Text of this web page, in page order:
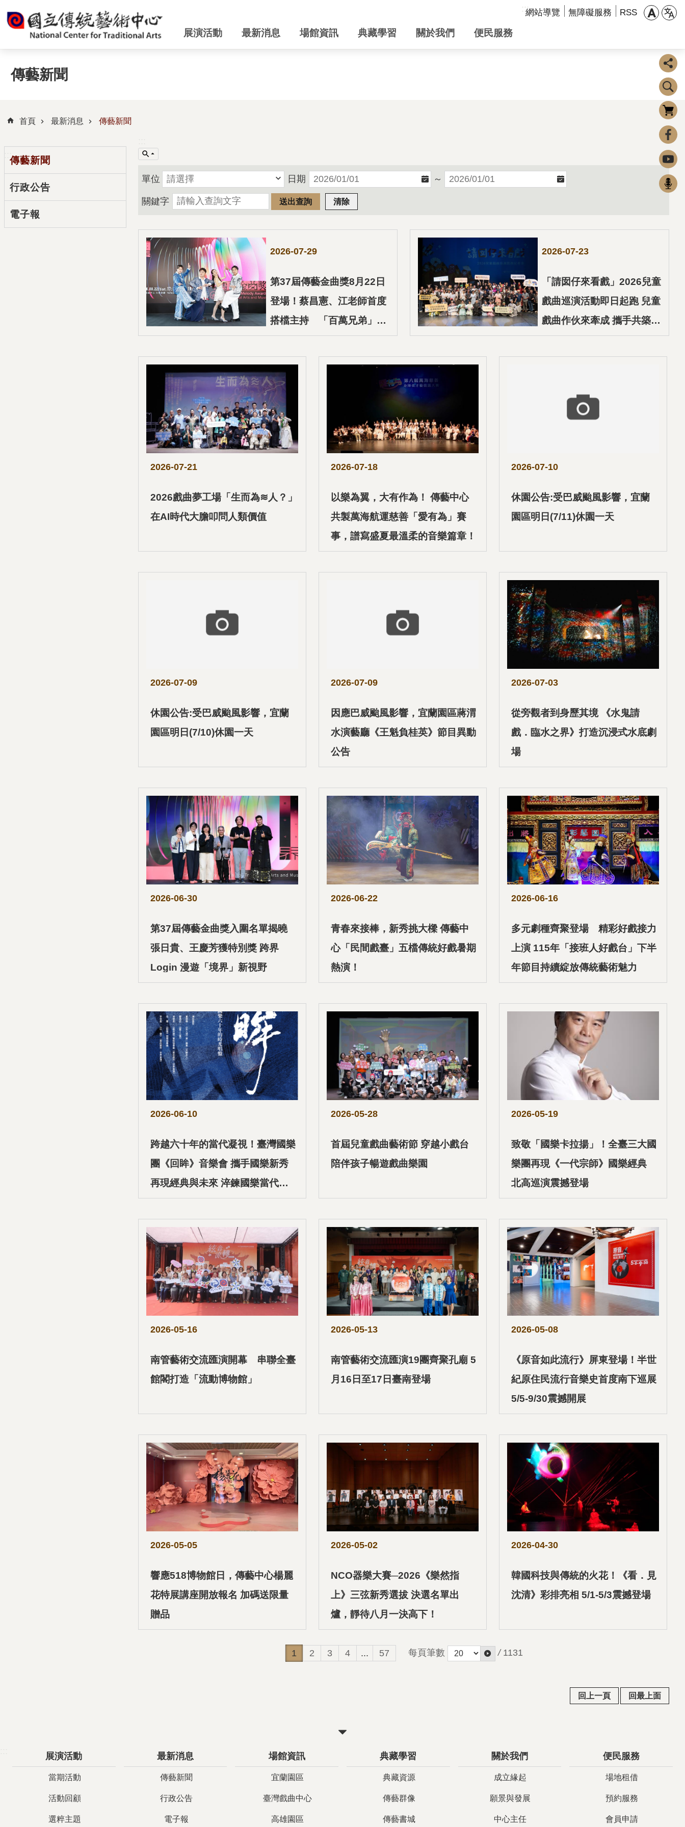
跳到主要內容區塊 :::網站導覽 無障礙服務 RSS
展演活動 最新消息 場館資訊 典藏學習 關於我們 便民服務
傳藝新聞
首頁 最新消息 傳藝新聞
:::傳藝新聞
行政公告
電子報
單位 日期 ～
關鍵字
第37屆傳藝金曲獎8月22日
登場！蔡昌憲、江老師首度
搭檔主持 「百萬兄弟」陳
孟賢與陳昭瑋扛紅毯主持 盼
讓傳藝更親民
2026-07-29
「請囡仔來看戲」2026兒童
戲曲巡演活動即日起跑 兒童
戲曲作伙來牽成 攜手共築戲
曲沃土
2026-07-23
2026戲曲夢工場「生而為≋人？」
在AI時代大膽叩問人類價值
2026-07-21
以樂為翼，大有作為！ 傳藝中心
共製萬海航運慈善「愛有為」賽
事，譜寫盛夏最溫柔的音樂篇章！
2026-07-18
休園公告:受巴威颱風影響，宜蘭
園區明日(7/11)休園一天
2026-07-10
休園公告:受巴威颱風影響，宜蘭
園區明日(7/10)休園一天
2026-07-09
因應巴威颱風影響，宜蘭園區蔣渭
水演藝廳《王魁負桂英》節目異動
公告
2026-07-09
從旁觀者到身歷其境 《水鬼請
戲．臨水之界》打造沉浸式水底劇
場
2026-07-03
第37屆傳藝金曲獎入圍名單揭曉
張日貴、王慶芳獲特別獎 跨界
Login 漫遊「境界」新視野
2026-06-30
青春來接棒，新秀挑大樑 傳藝中
心「民間戲臺」五檔傳統好戲暑期
熱演！
2026-06-22
多元劇種齊聚登場 精彩好戲接力
上演 115年「接班人好戲台」下半
年節目持續綻放傳統藝術魅力
2026-06-16
跨越六十年的當代凝視！臺灣國樂
團《回眸》音樂會 攜手國樂新秀
再現經典與未來 淬鍊國樂當代新
視野
2026-06-10
首屆兒童戲曲藝術節 穿越小戲台
陪伴孩子暢遊戲曲樂園
2026-05-28
致敬「國樂卡拉揚」！全臺三大國
樂團再現《一代宗師》國樂經典
北高巡演震撼登場
2026-05-19
南管藝術交流匯演開幕 串聯全臺
館閣打造「流動博物館」
2026-05-16
南管藝術交流匯演19團齊聚孔廟 5
月16日至17日臺南登場
2026-05-13
《原音如此流行》屏東登場！半世
紀原住民流行音樂史首度南下巡展
5/5-9/30震撼開展
2026-05-08
響應518博物館日，傳藝中心楊麗
花特展講座開放報名 加碼送限量
贈品
2026-05-05
NCO器樂大賽─2026《樂然指
上》三弦新秀選拔 決選名單出
爐，靜待八月一決高下！
2026-05-02
韓國科技與傳統的火花！《看．見
沈清》彩排亮相 5/1-5/3震撼登場
2026-04-30
1 2 3 4 ... 57 每頁筆數 / 1131
回上一頁 回最上面
展演活動
當期活動
活動回顧
選粹主題
最新消息
傳藝新聞
行政公告
電子報
場館資訊
宜蘭園區
臺灣戲曲中心
高雄園區
典藏學習
典藏資源
傳藝群像
傳藝書城
關於我們
成立緣起
願景與發展
中心主任
便民服務
場地租借
預約服務
會員申請